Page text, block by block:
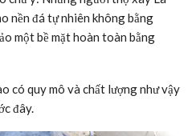
nền đá tự nhiên không bằng
một bề mặt hoàn toàn bằng
có quy mô và chất lượng như vậy
đây.